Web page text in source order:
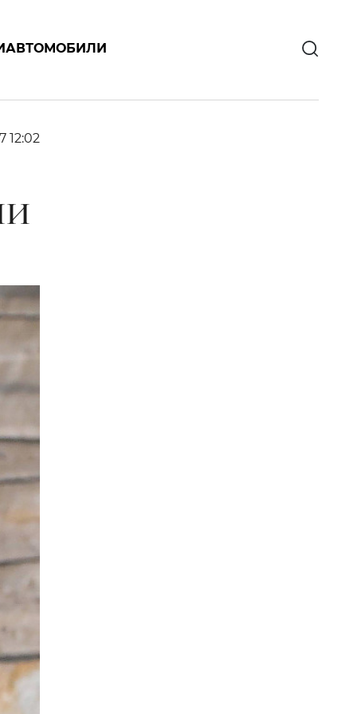
АВТОМОБИЛИ
12:02